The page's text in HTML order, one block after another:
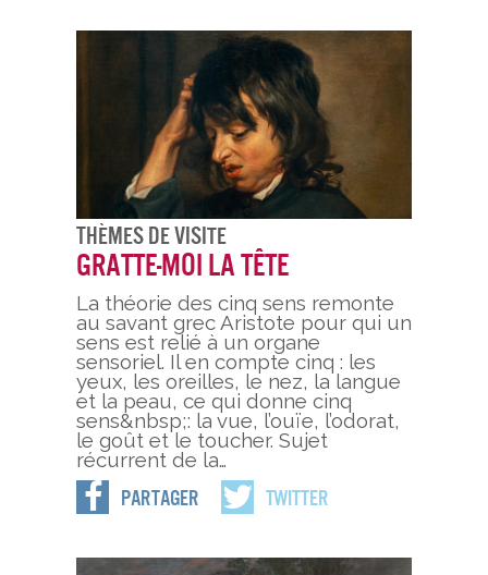
Thèmes De Visite
Gratte-moi la tête
La théorie des cinq sens remonte
au savant grec Aristote pour qui un
sens est relié à un organe
sensoriel. Il en compte cinq : les
yeux, les oreilles, le nez, la langue
et la peau, ce qui donne cinq
sens&nbsp;: la vue, l’ouïe, l’odorat,
le goût et le toucher. Sujet
récurrent de la…
Partager Twitter